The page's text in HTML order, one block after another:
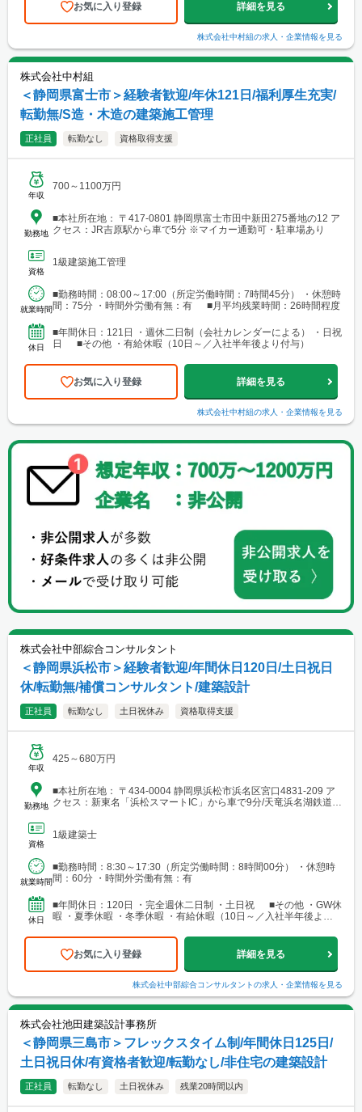
お気に入り登録 詳細を見る
株式会社中村組の求人・企業情報を見る
株式会社中村組
＜静岡県富士市＞経験者歓迎/年休121日/福利厚生充実/
転勤無/S造・木造の建築施工管理
正社員 転勤なし 資格取得支援
年収
700～1100万円
勤務地
■本社所在地： 〒417-0801 静岡県富士市田中新田275番地の12 ア
クセス：JR吉原駅から車で5分 ※マイカー通勤可・駐車場あり
資格
1級建築施工管理
就業時間
■勤務時間：08:00～17:00（所定労働時間：7時間45分） ・休憩時
間：75分 ・時間外労働有無：有 ■月平均残業時間：26時間程度
休日
■年間休日：121日 ・週休二日制（会社カレンダーによる） ・日祝
日 ■その他 ・有給休暇（10日～／入社半年後より付与）
お気に入り登録 詳細を見る
株式会社中村組の求人・企業情報を見る
株式会社中部綜合コンサルタント
＜静岡県浜松市＞経験者歓迎/年間休日120日/土日祝日
休/転勤無/補償コンサルタント/建築設計
正社員 転勤なし 土日祝休み 資格取得支援
年収
425～680万円
勤務地
■本社所在地： 〒434-0004 静岡県浜松市浜名区宮口4831-209 ア
クセス：新東名「浜松スマートIC」から車で9分/天竜浜名湖鉄道
資格
1級建築士
就業時間
■勤務時間：8:30～17:30（所定労働時間：8時間00分） ・休憩時
間：60分 ・時間外労働有無：有
休日
■年間休日：120日 ・完全週休二日制 ・土日祝 ■その他 ・GW休
暇 ・夏季休暇 ・冬季休暇 ・有給休暇（10日～／入社半年後より
お気に入り登録 詳細を見る
株式会社中部綜合コンサルタントの求人・企業情報を見る
株式会社池田建築設計事務所
＜静岡県三島市＞フレックスタイム制/年間休日125日/
土日祝日休/有資格者歓迎/転勤なし/非住宅の建築設計
正社員 転勤なし 土日祝休み 残業20時間以内